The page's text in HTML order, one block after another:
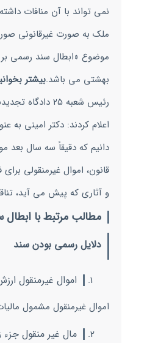
نمی تواند با آن منافات
ملک به صورت غیرقانونی
موضوع «ابطال سند رسمی
بهشتی می باشد.بیشتر
اعلام کردند: دکتر امینی
قانون، اموال غیرمنقولی
و آثاری که پیش می آید،
مطالب مرتبط با
دلایل رسمی بودن سند
اموال غیرمنقول
اموال غیرمنقول مشمول
مال غیر منقول